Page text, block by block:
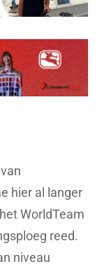
hier al langer
WorldTeam
reed.
niveau